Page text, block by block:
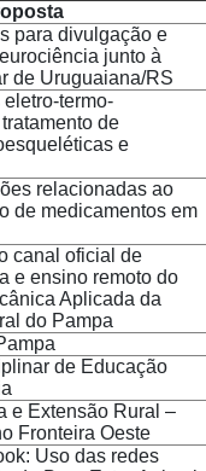
para divulgação e
junto à
de Uruguaiana/RS
termo-
de
e
relacionadas ao
de medicamentos em
canal oficial de
e ensino remoto do
Aplicada da
do Pampa
de Educação
e Extensão Rural –
Fronteira Oeste
Uso das redes